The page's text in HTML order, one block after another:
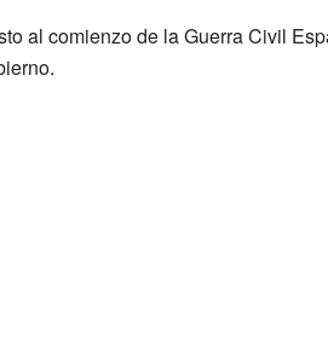
al comienzo de la Guerra Civil